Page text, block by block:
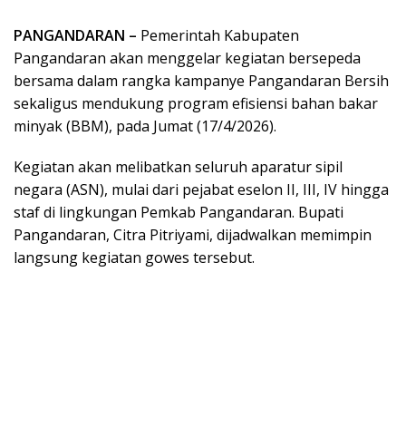
PANGANDARAN – Pemerintah Kabupaten
Pangandaran akan menggelar kegiatan bersepeda
bersama dalam rangka kampanye Pangandaran Bersih
sekaligus mendukung program efisiensi bahan bakar
minyak (BBM), pada Jumat (17/4/2026).
Kegiatan akan melibatkan seluruh aparatur sipil
negara (ASN), mulai dari pejabat eselon II, III, IV hingga
staf di lingkungan Pemkab Pangandaran. Bupati
Pangandaran, Citra Pitriyami, dijadwalkan memimpin
langsung kegiatan gowes tersebut.